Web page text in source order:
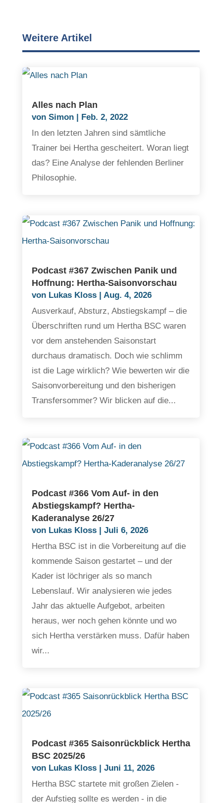
Weitere Artikel
Alles nach Plan
von Simon| Feb. 2, 2022
In den letzten Jahren sind sämtliche
Trainer bei Hertha gescheitert. Woran liegt
das? Eine Analyse der fehlenden Berliner
Philosophie.
Podcast #367 Zwischen Panik und
Hoffnung: Hertha-Saisonvorschau
von Lukas Kloss| Aug. 4, 2026
Ausverkauf, Absturz, Abstiegskampf – die
Überschriften rund um Hertha BSC waren
vor dem anstehenden Saisonstart
durchaus dramatisch. Doch wie schlimm
ist die Lage wirklich? Wie bewerten wir die
Saisonvorbereitung und den bisherigen
Transfersommer? Wir blicken auf die...
Podcast #366 Vom Auf- in den
Abstiegskampf? Hertha-
Kaderanalyse 26/27
von Lukas Kloss| Juli 6, 2026
Hertha BSC ist in die Vorbereitung auf die
kommende Saison gestartet – und der
Kader ist löchriger als so manch
Lebenslauf. Wir analysieren wie jedes
Jahr das aktuelle Aufgebot, arbeiten
heraus, wer noch gehen könnte und wo
sich Hertha verstärken muss. Dafür haben
wir...
Podcast #365 Saisonrückblick Hertha
BSC 2025/26
von Lukas Kloss| Juni 11, 2026
Hertha BSC startete mit großen Zielen -
der Aufstieg sollte es werden - in die